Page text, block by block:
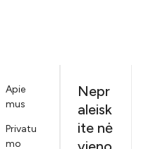
Apie
mus
Privatu
mo
Nepr
aleisk
ite nė